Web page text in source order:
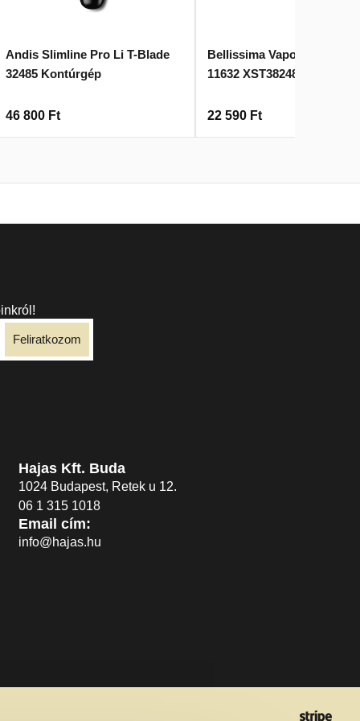
Andis Slimline Pro Li T-Blade
32485 Kontúrgép
46 800 Ft
Bellissima Vapore
11632 XST38248
22 590 Ft
Feliratkozom
Hajas Kft. Buda
1024 Budapest, Retek u 12.
06 1 315 1018
Email cím:
info@hajas.hu